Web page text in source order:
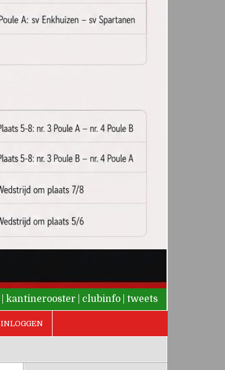
kantinerooster clubinfo tweets
INLOGGEN